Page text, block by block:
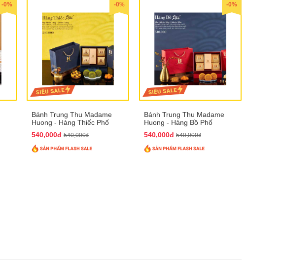
-0% -0%
Bánh Trung Thu Madame
Huong - Hàng Thiếc Phố
540,000đ 540,000₫
-0%
Bánh Trung Thu Madame
Huong - Hàng Bồ Phố
540,000đ 540,000₫